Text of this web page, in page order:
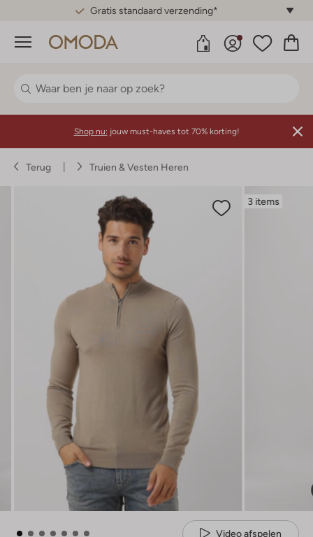
Gratis standaard verzending*
Menu
Shop nu: jouw must-haves tot 70% korting!
Terug Truien & Vesten Heren
3 items
Video afspelen